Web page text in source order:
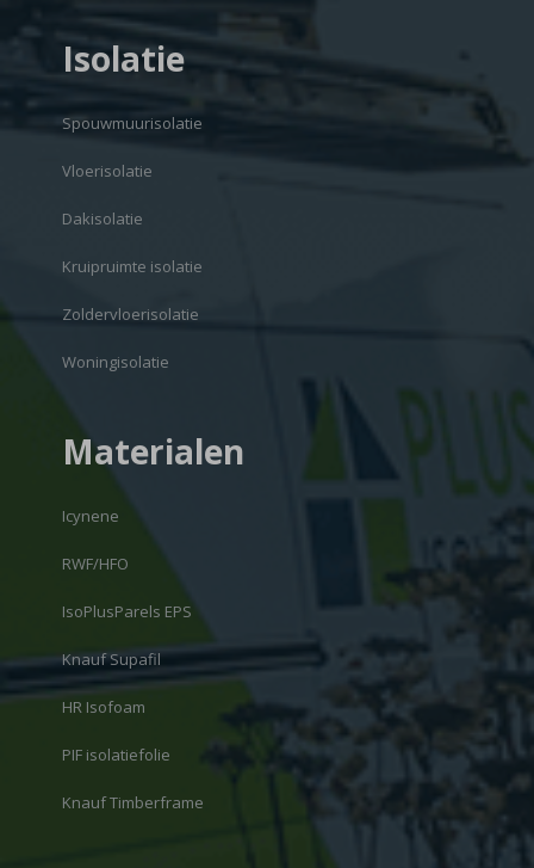
Isolatie
Spouwmuurisolatie
Vloerisolatie
Dakisolatie
Kruipruimte isolatie
Zoldervloerisolatie
Woningisolatie
Materialen
Icynene
RWF/HFO
IsoPlusParels EPS
Knauf Supafil
HR Isofoam
PIF isolatiefolie
Knauf Timberframe